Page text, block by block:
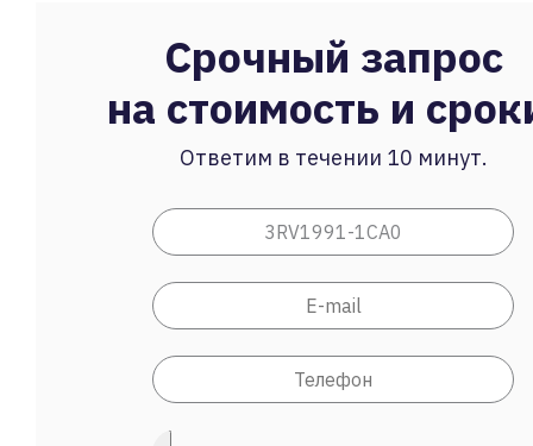
Срочный запрос
на стоимость и
Ответим в течении 10 минут.